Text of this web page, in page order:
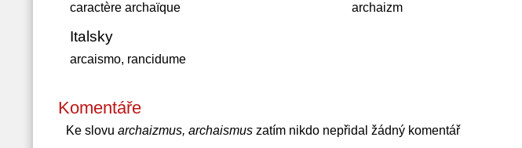
caractère archaïque
Italsky
arcaismo, rancidume
archaizm
Komentáře
Ke slovu archaizmus, archaismuszatím nikdo nepřidal žádný komentář